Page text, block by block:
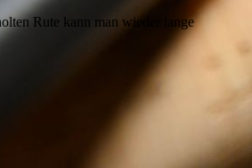
Rute kann man wieder lange